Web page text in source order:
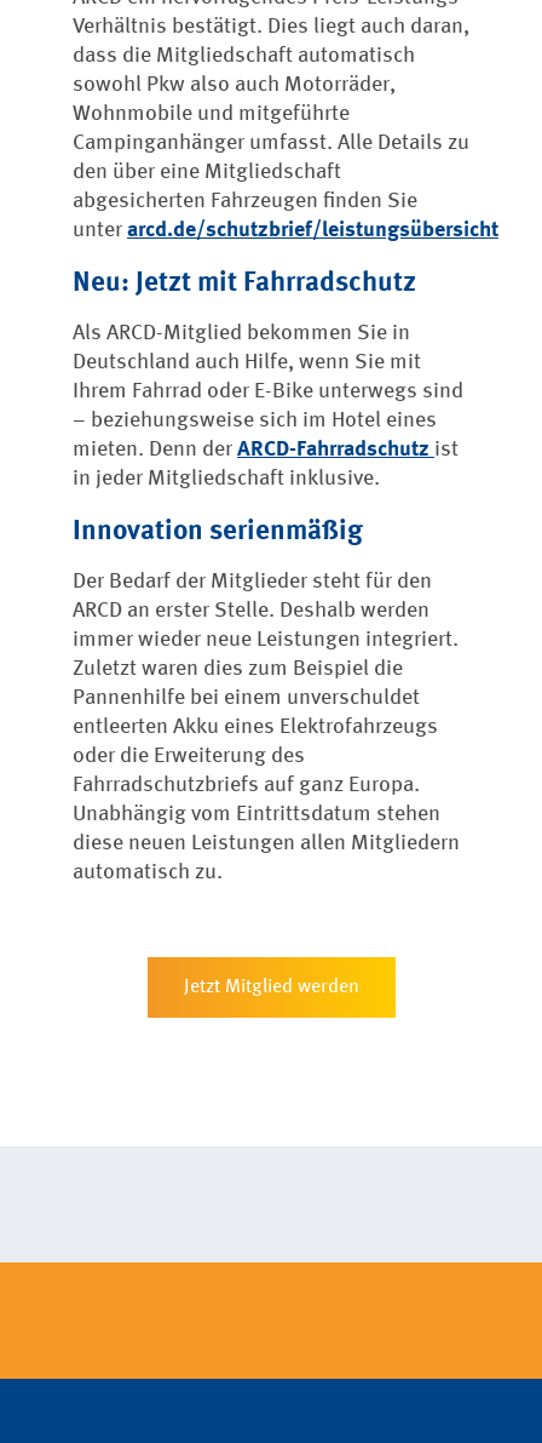
Verhältnis bestätigt. Dies liegt auch daran,
dass die Mitgliedschaft automatisch
sowohl Pkw also auch Motorräder,
Wohnmobile und mitgeführte
Campinganhänger umfasst. Alle Details zu
den über eine Mitgliedschaft
abgesicherten Fahrzeugen finden Sie
unter arcd.de/schutzbrief/leistungsübersicht
Neu: Jetzt mit Fahrradschutz
Als ARCD-Mitglied bekommen Sie in
Deutschland auch Hilfe, wenn Sie mit
Ihrem Fahrrad oder E-Bike unterwegs sind
– beziehungsweise sich im Hotel eines
mieten. Denn der ARCD-Fahrradschutz ist
in jeder Mitgliedschaft inklusive.
Innovation serienmäßig
Der Bedarf der Mitglieder steht für den
ARCD an erster Stelle. Deshalb werden
immer wieder neue Leistungen integriert.
Zuletzt waren dies zum Beispiel die
Pannenhilfe bei einem unverschuldet
entleerten Akku eines Elektrofahrzeugs
oder die Erweiterung des
Fahrradschutzbriefs auf ganz Europa.
Unabhängig vom Eintrittsdatum stehen
diese neuen Leistungen allen Mitgliedern
automatisch zu.
Jetzt Mitglied werden